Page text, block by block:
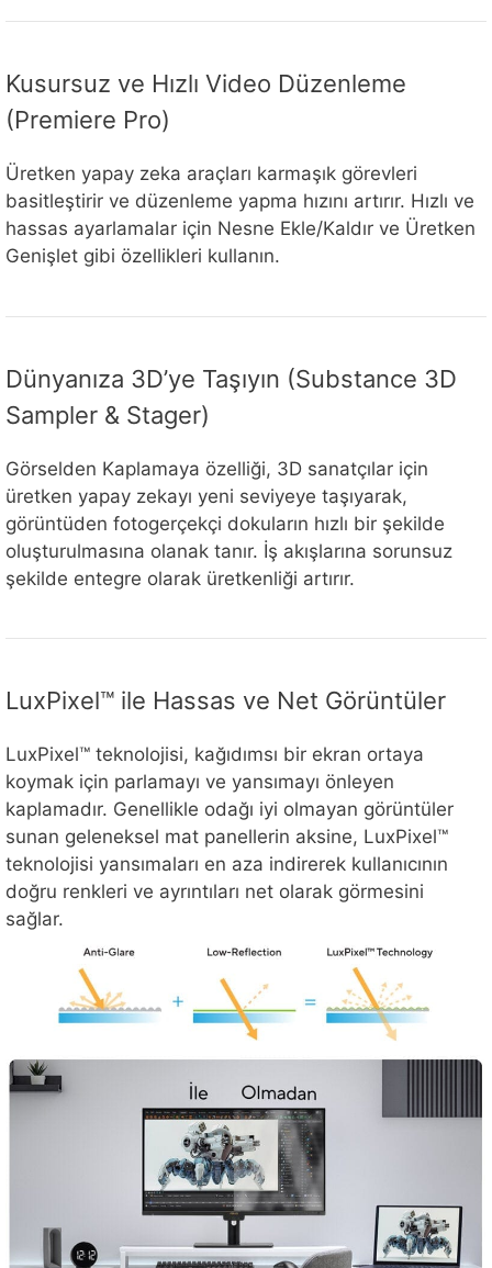
Kusursuz ve Hızlı Video Düzenleme
(Premiere Pro)
Üretken yapay zeka araçları karmaşık görevleri
basitleştirir ve düzenleme yapma hızını artırır. Hızlı ve
hassas ayarlamalar için Nesne Ekle/Kaldır ve Üretken
Genişlet gibi özellikleri kullanın.
Dünyanıza 3D’ye Taşıyın (Substance 3D
Sampler & Stager)
Görselden Kaplamaya özelliği, 3D sanatçılar için
üretken yapay zekayı yeni seviyeye taşıyarak,
görüntüden fotogerçekçi dokuların hızlı bir şekilde
oluşturulmasına olanak tanır. İş akışlarına sorunsuz
şekilde entegre olarak üretkenliği artırır.
LuxPixel™ ile Hassas ve Net Görüntüler
LuxPixel™ teknolojisi, kağıdımsı bir ekran ortaya
koymak için parlamayı ve yansımayı önleyen
kaplamadır. Genellikle odağı iyi olmayan görüntüler
sunan geleneksel mat panellerin aksine, LuxPixel™
teknolojisi yansımaları en aza indirerek kullanıcının
doğru renkleri ve ayrıntıları net olarak görmesini
sağlar.